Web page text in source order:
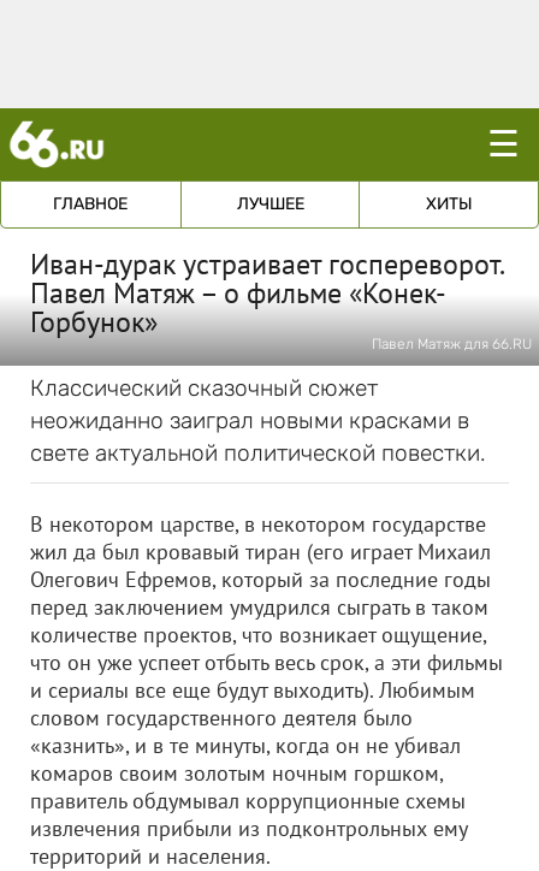
☰
ГЛАВНОЕ ЛУЧШЕЕ ХИТЫ
Иван-дурак устраивает госпереворот.
Павел Матяж – о фильме «Конек-
Горбунок»
Павел Матяж для 66.RU
Классический сказочный сюжет
неожиданно заиграл новыми красками в
свете актуальной политической повестки.
В некотором царстве, в некотором государстве
жил да был кровавый тиран (его играет Михаил
Олегович Ефремов, который за последние годы
перед заключением умудрился сыграть в таком
количестве проектов, что возникает ощущение,
что он уже успеет отбыть весь срок, а эти фильмы
и сериалы все еще будут выходить). Любимым
словом государственного деятеля было
«казнить», и в те минуты, когда он не убивал
комаров своим золотым ночным горшком,
правитель обдумывал коррупционные схемы
извлечения прибыли из подконтрольных ему
территорий и населения.